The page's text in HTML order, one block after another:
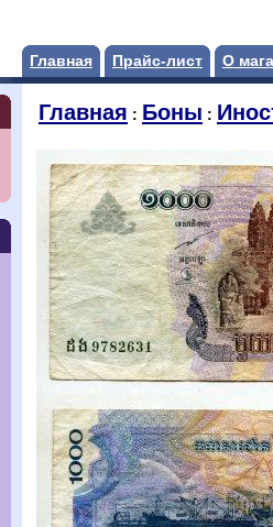
Главная Прайс-лист О
Главная : Боны :